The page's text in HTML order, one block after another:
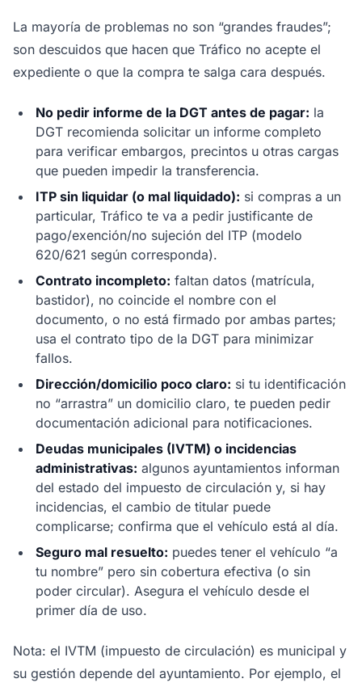
La mayoría de problemas no son “grandes fraudes”;
son descuidos que hacen que Tráfico no acepte el
expediente o que la compra te salga cara después.
No pedir informe de la DGT antes de pagar: la
DGT recomienda solicitar un informe completo
para verificar embargos, precintos u otras cargas
que pueden impedir la transferencia.
ITP sin liquidar (o mal liquidado): si compras a un
particular, Tráfico te va a pedir justificante de
pago/exención/no sujeción del ITP (modelo
620/621 según corresponda).
Contrato incompleto: faltan datos (matrícula,
bastidor), no coincide el nombre con el
documento, o no está firmado por ambas partes;
usa el contrato tipo de la DGT para minimizar
fallos.
Dirección/domicilio poco claro: si tu identificación
no “arrastra” un domicilio claro, te pueden pedir
documentación adicional para notificaciones.
Deudas municipales (IVTM) o incidencias
administrativas: algunos ayuntamientos informan
del estado del impuesto de circulación y, si hay
incidencias, el cambio de titular puede
complicarse; confirma que el vehículo está al día.
Seguro mal resuelto: puedes tener el vehículo “a
tu nombre” pero sin cobertura efectiva (o sin
poder circular). Asegura el vehículo desde el
primer día de uso.
Nota: el IVTM (impuesto de circulación) es municipal y
su gestión depende del ayuntamiento. Por ejemplo, el